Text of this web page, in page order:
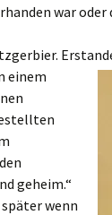
war oder
einem
geheim.“
wenn